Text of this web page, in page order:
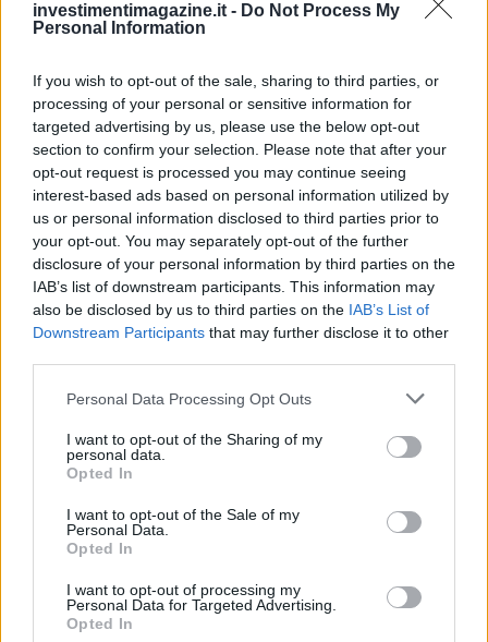
investimentimagazine.it - Do Not Process My
Personal Information
If you wish to opt-out of the sale, sharing to third parties, or
processing of your personal or sensitive information for
targeted advertising by us, please use the below opt-out
section to confirm your selection. Please note that after your
opt-out request is processed you may continue seeing
interest-based ads based on personal information utilized by
us or personal information disclosed to third parties prior to
your opt-out. You may separately opt-out of the further
disclosure of your personal information by third parties on the
IAB’s list of downstream participants. This information may
also be disclosed by us to third parties on the IAB’s List of
Downstream Participants that may further disclose it to other
Please note that this website/app uses one or more Google
not limited to your visit or usage behaviour. You may click to
grant or deny consent to Google and its third-party tags to
use your data for below specified purposes in below Google
consent section.
Personal Data Processing Opt Outs
I want to opt-out of the Sharing of my
personal data.
Opted In
I want to opt-out of the Sale of my
Personal Data.
Opted In
I want to opt-out of processing my
Personal Data for Targeted Advertising.
Opted In
Petrolio in calo: Brent a 91,82$, ribassi a due cifre per greggio
e oro
Andrea Innocenti · 5 Ago 2026